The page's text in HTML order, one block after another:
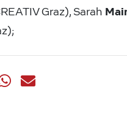
Graz), Sarah